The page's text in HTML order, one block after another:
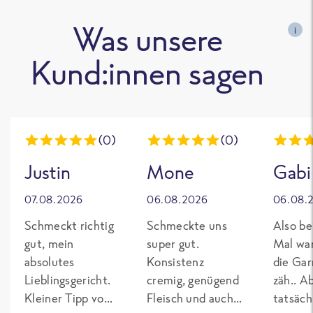
Was unsere
Kund:innen sagen
i
(0)
Justin
07.08.2026
Schmeckt richtig
gut, mein
absolutes
Lieblingsgericht.
Kleiner Tipp von
(0)
Mone
06.08.2026
Schmeckte uns
super gut.
Konsistenz
cremig, genügend
Fleisch und auch
Gabi
Also
Mal
die
zäh..